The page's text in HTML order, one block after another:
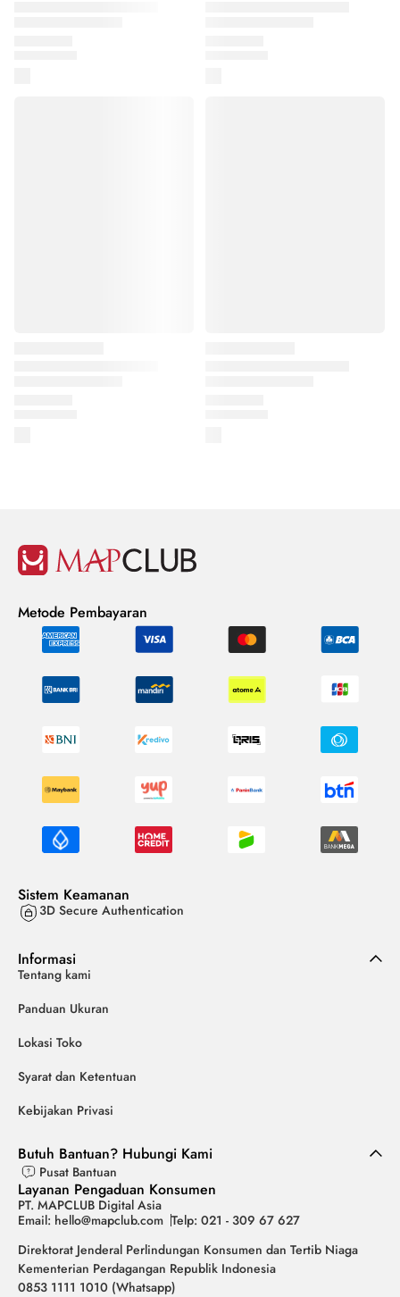
Metode Pembayaran
Sistem Keamanan
3D Secure Authentication
Informasi
Tentang kami
Panduan Ukuran
Lokasi Toko
Syarat dan Ketentuan
Kebijakan Privasi
Butuh Bantuan? Hubungi Kami
Pusat Bantuan
Layanan Pengaduan Konsumen
PT. MAPCLUB Digital Asia
Email: hello@mapclub.com Telp: 021 - 309 67 627
Direktorat Jenderal Perlindungan Konsumen dan Tertib Niaga
Kementerian Perdagangan Republik Indonesia
0853 1111 1010 (Whatsapp)